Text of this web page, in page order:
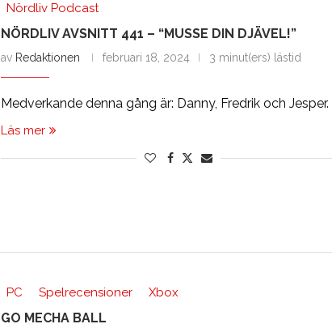
Nördliv Podcast
NÖRDLIV AVSNITT 441 – “MUSSE DIN DJÄVEL!”
av Redaktionen februari 18, 2024 3 minut(ers) lästid
Medverkande denna gång är: Danny, Fredrik och Jesper.
Läs mer
PC Spelrecensioner Xbox
GO MECHA BALL